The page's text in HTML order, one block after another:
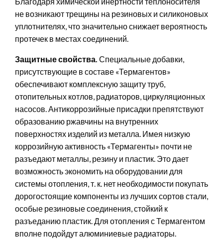
не возникают трещины на резиновых и силиконовых
уплотнителях, что значительно снижает вероятность
протечек в местах соединений.
Защитные свойства. Специальные добавки,
присутствующие в составе «Термагентов»
обеспечивают комплексную защиту труб,
отопительных котлов, радиаторов, циркуляционных
насосов. Антикоррозийные присадки препятствуют
образованию ржавчины на внутренних
поверхностях изделий из металла. Имея низкую
коррозийную активность «Термагенты» почти не
разъедают металлы, резину и пластик. Это дает
возможность экономить на оборудовании для
системы отопления, т. к. нет необходимости покупать
дорогостоящие компоненты из лучших сортов стали,
особые резиновые соединения, стойкий к
разъеданию пластик. Для отопления с Термагентом
вполне подойдут алюминиевые радиаторы.